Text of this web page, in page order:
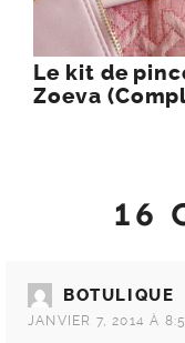
Le kit de
Zoeva
16
BOTULIQUE
JANVIER 7, 2014 À